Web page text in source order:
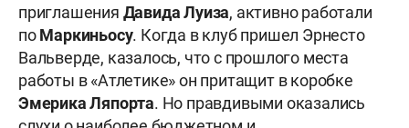
приглашения Давида Луиза, активно работали
поМаркиньосу. Когда в клуб пришел Эрнесто
Вальверде, казалось, что с прошлого места
работы в «Атлетике» он притащит в коробке
Эмерика Ляпорта. Но правдивыми оказались